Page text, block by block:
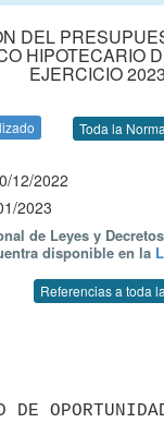
DEL
HIPOTECARIO
EJERCICIO 2023
Toda la Norma
12/2022
2023
de Leyes y
disponible en la
Referencias a toda